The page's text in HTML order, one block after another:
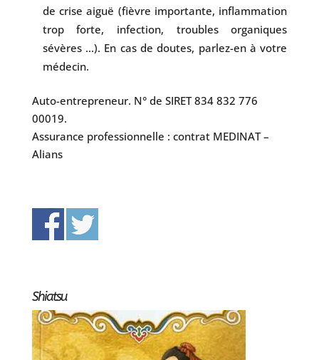
de crise aiguë (fièvre importante, inflammation
trop forte, infection, troubles organiques
sévères …). En cas de doutes, parlez-en à votre
médecin.
Auto-entrepreneur. N° de SIRET 834 832 776
00019.
Assurance professionnelle : contrat MEDINAT –
Alians
Shiatsu